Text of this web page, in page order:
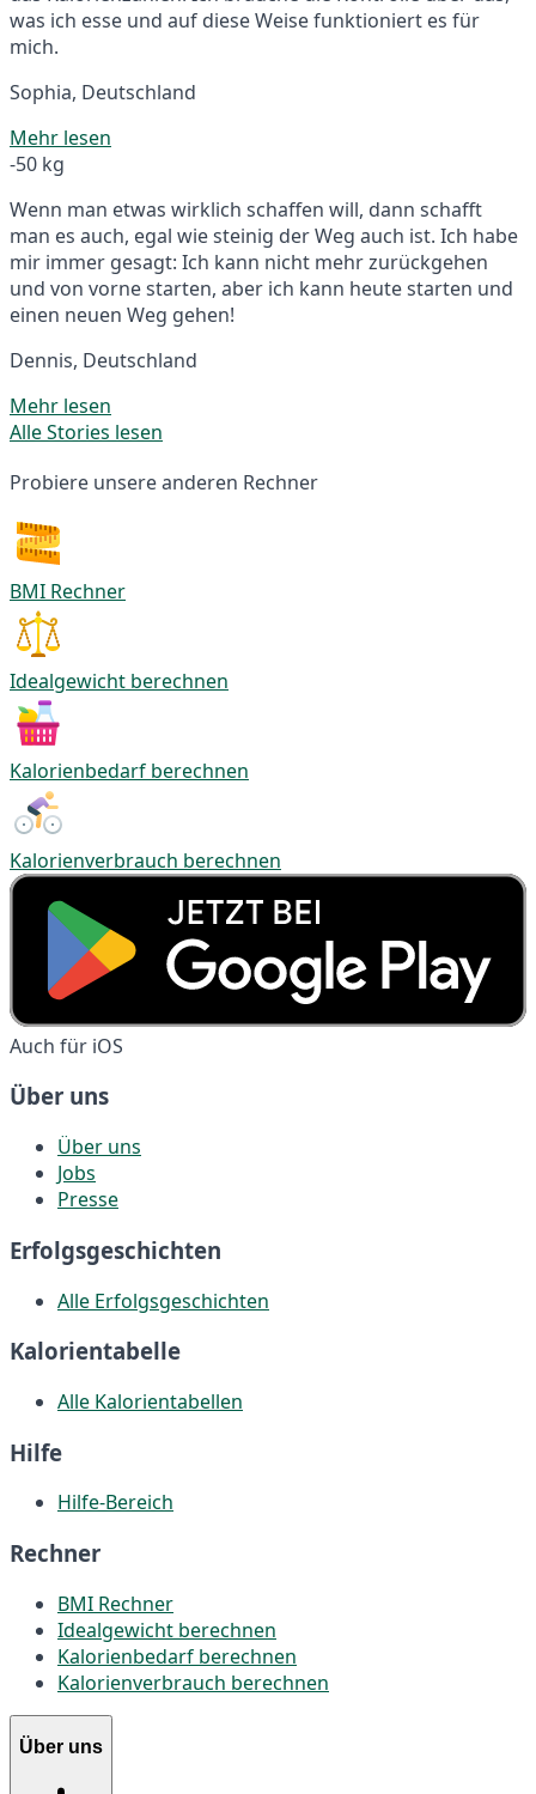
was ich esse und auf diese Weise funktioniert es für
mich.
Sophia, Deutschland
Mehr lesen
-50 kg
Wenn man etwas wirklich schaffen will, dann schafft
man es auch, egal wie steinig der Weg auch ist. Ich habe
mir immer gesagt: Ich kann nicht mehr zurückgehen
und von vorne starten, aber ich kann heute starten und
einen neuen Weg gehen!
Dennis, Deutschland
Mehr lesen
Alle Stories lesen
Probiere unsere anderen Rechner
BMI Rechner
Idealgewicht berechnen
Kalorienbedarf berechnen
Kalorienverbrauch berechnen
Auch für iOS
Über uns
Über uns
Jobs
Presse
Erfolgsgeschichten
Alle Erfolgsgeschichten
Kalorientabelle
Alle Kalorientabellen
Hilfe
Hilfe-Bereich
Rechner
BMI Rechner
Idealgewicht berechnen
Kalorienbedarf berechnen
Kalorienverbrauch berechnen
Über uns